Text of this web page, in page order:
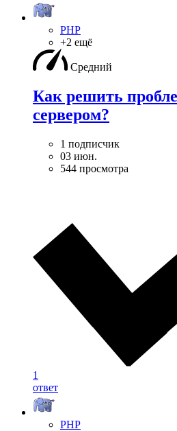
PHP
+2 ещё
Средний
Как решить
сервером?
1 подписчик
03 июн.
544 просмотра
1
ответ
PHP